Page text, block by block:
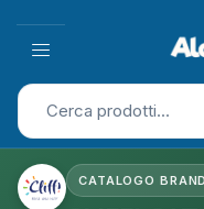
CATALOGO BRAND